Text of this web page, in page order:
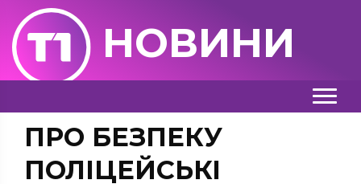
НОВИНИ
ПРО БЕЗПЕКУ
ПОЛІЦЕЙСЬКІ